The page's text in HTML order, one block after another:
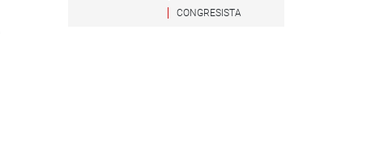
CONGRESISTA